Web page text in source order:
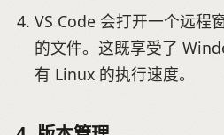
VS Code 会打开一个远程
的文件。这既享受了
有 Linux 的执行速度。